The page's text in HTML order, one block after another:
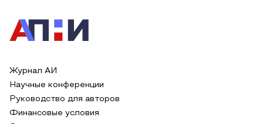
Журнал АИ
Научные конференции
Руководство для авторов
Финансовые условия